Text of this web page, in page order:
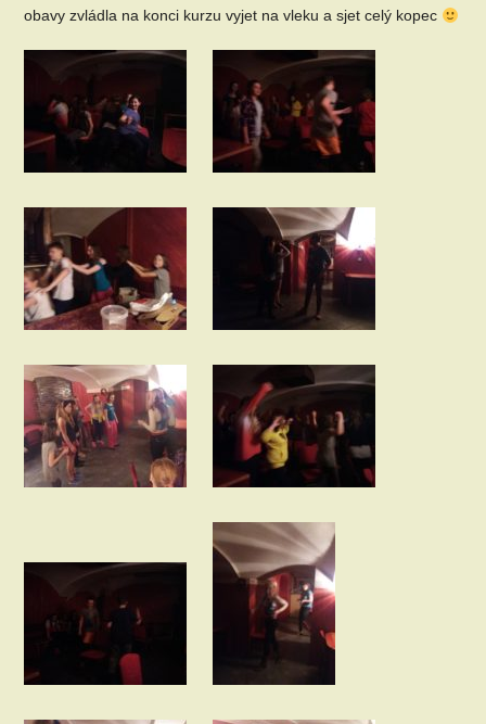
obavy zvládla na konci kurzu vyjet na vleku a sjet celý kopec